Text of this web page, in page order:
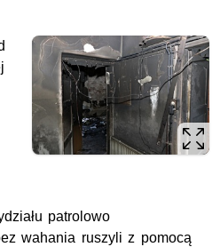
patrolowo
wahania ruszyli z pomocą